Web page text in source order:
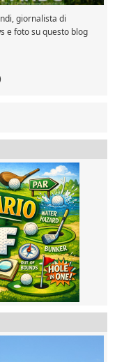
giornalista di
e foto su questo blog